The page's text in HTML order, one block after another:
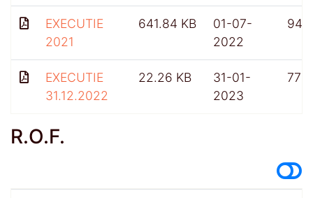
EXECUTIE
2021
641.84 KB
01-07-
2022
949
EXECUTIE
31.12.2022
22.26 KB
31-01-
2023
773
R.O.F.